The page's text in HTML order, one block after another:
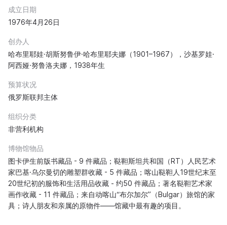
成立日期
1976年4月26日
创办人
哈布里耶娃·胡斯努鲁伊·哈布里耶夫娜（1901–1967），沙基罗娃·
阿西娅·努鲁洛夫娜，1938年生
预算状况
俄罗斯联邦主体
组织分类
非营利机构
博物馆物品
图卡伊生前版书藏品 - 9 件藏品；鞑靼斯坦共和国（RT）人民艺术
家巴基·乌尔曼切的雕塑群收藏 - 5 件藏品；喀山鞑靼人19世纪末至
20世纪初的服饰和生活用品收藏 - 约50 件藏品；著名鞑靼艺术家
画作收藏 - 11 件藏品；来自动喀山“布尔加尔”（Bulgar）旅馆的家
具；诗人朋友和亲属的原物件——馆藏中最有趣的项目。